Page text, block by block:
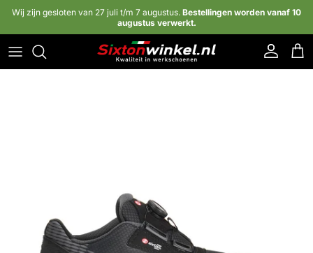
Ga naar inhoud
Wij zijn gesloten van 27 juli t/m 7 augustus. Bestellingen worden vanaf 10
augustus verwerkt.
Account